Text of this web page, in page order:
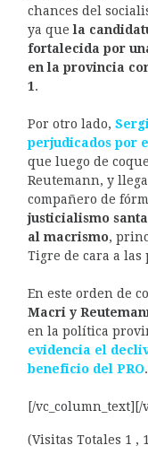
chances del
ya quela
fortalecida por
en la provincia
1.
Por otro lado,
perjudicados por
que luego de
Reutemann, y
compañero de
justicialismo
al macrismo,
Tigre de cara a las
En este orden de
Macri y
en la política
evidencia el
beneficio del PRO.
[/
(Visitas Totales 1 ,